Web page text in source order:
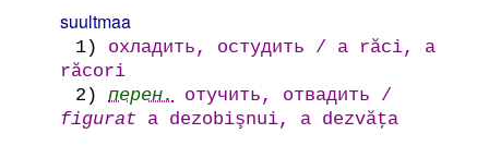
suultmaa
1)
охладить, остудить / a răci, a
răcori
2)
перен. отучить, отвадить /
figurat a dezobişnui, a dezvăţa